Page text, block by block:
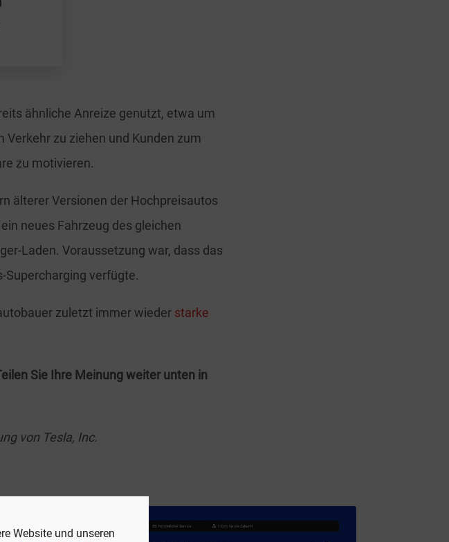
Website und unseren
ähnliche Anreize genutzt, etwa um
Verkehr zu ziehen und Kunden zum
zu motivieren.
älterer Versionen der Hochpreisautos
neues Fahrzeug des gleichen
Laden. Voraussetzung war, dass das
Supercharging verfügte.
zuletzt immer wieder starke
Sie Ihre Meinung weiter unten in
von Tesla, Inc.